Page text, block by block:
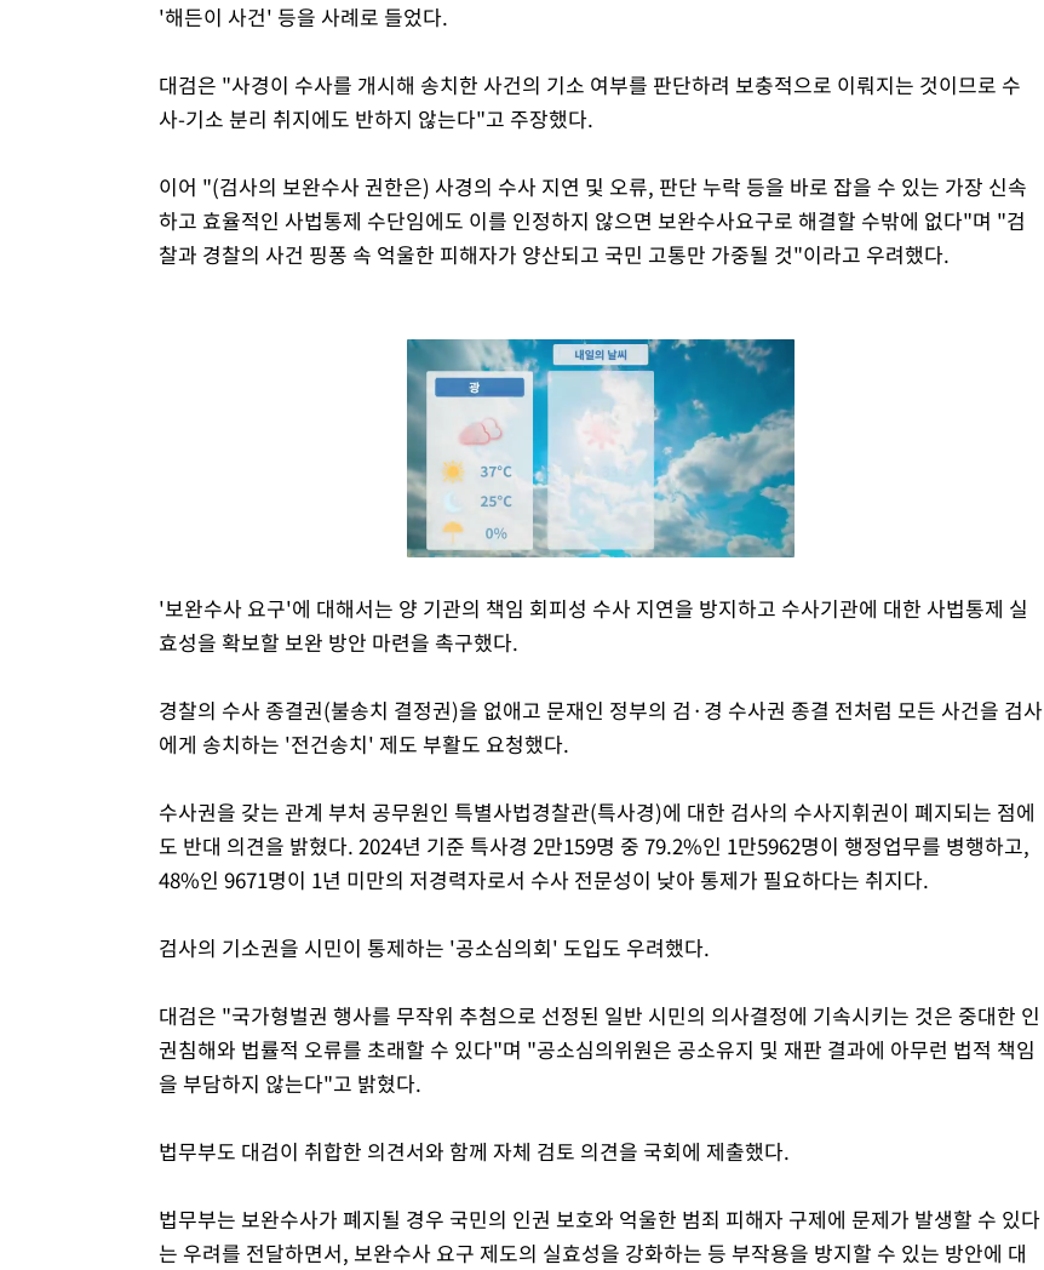
'해든이 사건' 등을 사례로 들었다.
대검은 "사경이 수사를 개시해 송치한 사건의 기소 여부를 판단하려 보충적으로 이뤄지는 것이므로 수
사-기소 분리 취지에도 반하지 않는다"고 주장했다.
이어 "(검사의 보완수사 권한은) 사경의 수사 지연 및 오류, 판단 누락 등을 바로 잡을 수 있는 가장 신속
하고 효율적인 사법통제 수단임에도 이를 인정하지 않으면 보완수사요구로 해결할 수밖에 없다"며 "검
찰과 경찰의 사건 핑퐁 속 억울한 피해자가 양산되고 국민 고통만 가중될 것"이라고 우려했다.
'보완수사 요구'에 대해서는 양 기관의 책임 회피성 수사 지연을 방지하고 수사기관에 대한 사법통제 실
효성을 확보할 보완 방안 마련을 촉구했다.
경찰의 수사 종결권(불송치 결정권)을 없애고 문재인 정부의 검·경 수사권 종결 전처럼 모든 사건을 검사
에게 송치하는 '전건송치' 제도 부활도 요청했다.
수사권을 갖는 관계 부처 공무원인 특별사법경찰관(특사경)에 대한 검사의 수사지휘권이 폐지되는 점에
도 반대 의견을 밝혔다. 2024년 기준 특사경 2만159명 중 79.2%인 1만5962명이 행정업무를 병행하고,
48%인 9671명이 1년 미만의 저경력자로서 수사 전문성이 낮아 통제가 필요하다는 취지다.
검사의 기소권을 시민이 통제하는 '공소심의회' 도입도 우려했다.
대검은 "국가형벌권 행사를 무작위 추첨으로 선정된 일반 시민의 의사결정에 기속시키는 것은 중대한 인
권침해와 법률적 오류를 초래할 수 있다"며 "공소심의위원은 공소유지 및 재판 결과에 아무런 법적 책임
을 부담하지 않는다"고 밝혔다.
법무부도 대검이 취합한 의견서와 함께 자체 검토 의견을 국회에 제출했다.
법무부는 보완수사가 폐지될 경우 국민의 인권 보호와 억울한 범죄 피해자 구제에 문제가 발생할 수 있다
는 우려를 전달하면서, 보완수사 요구 제도의 실효성을 강화하는 등 부작용을 방지할 수 있는 방안에 대